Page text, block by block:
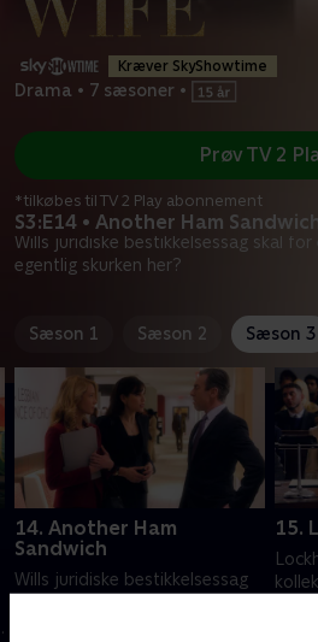
Kræver SkyShowtime
Drama • 7 sæsoner •
S3:E14 • Another Ham
Wills juridiske bestikkelsessag skal for
egentlig skurken her?
Prøv TV 2
*tilkøbes til TV 2 Play abonnement
Sæson 1 Sæson 2 Sæson 3
14. Another Ham
Sandwich
Wills juridiske bestikkelsessag
15.